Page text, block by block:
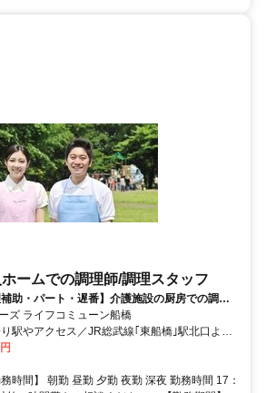
ームでの調理師/調理スタッフ
助・パート・遅番】介護施設の厨房での調理
。
ズ ライフコミューン船橋
駅やアクセス／JR総武線｢東船橋｣駅北口より
時間】 朝勤 昼勤 夕勤 夜勤 深夜 勤務時間 17：